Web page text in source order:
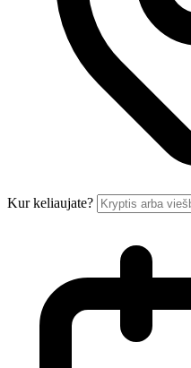
Kur keliaujate?